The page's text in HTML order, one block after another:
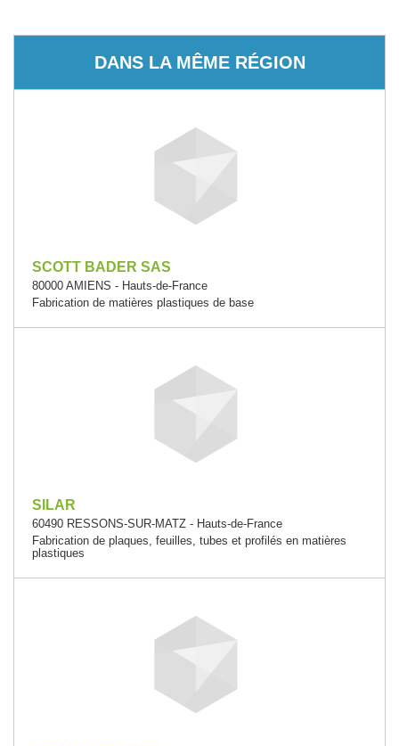
DANS LA MÊME RÉGION
SCOTT BADER SAS
80000 AMIENS - Hauts-de-France
Fabrication de matières plastiques de base
SILAR
60490 RESSONS-SUR-MATZ - Hauts-de-France
Fabrication de plaques, feuilles, tubes et profilés en matières
plastiques